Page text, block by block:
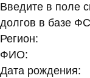
Введите в поле
долгов в базе
Регион:
ФИО:
Дата рождения: